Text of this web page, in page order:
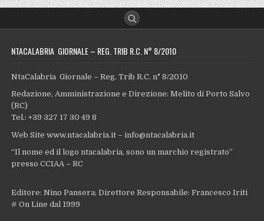
NTACALABRIA GIORNALE – REG. TRIB R.C. N° 8/2010
NtaCalabria Giornale – Reg. Trib R.C. n° 8/2010
Redazione, Amministrazione e Direzione: Melito di Porto Salvo
(RC)
Tel.: +39 327 17 30 49 8
Web Site www.ntacalabria.it – info@ntacalabria.it
“Il nome ed il logo ntacalabria, sono un marchio registrato”
presso CCIAA – RC
Editore: Nino Pansera; Direttore Responsabile: Francesco Iriti
# On Line dal 1999